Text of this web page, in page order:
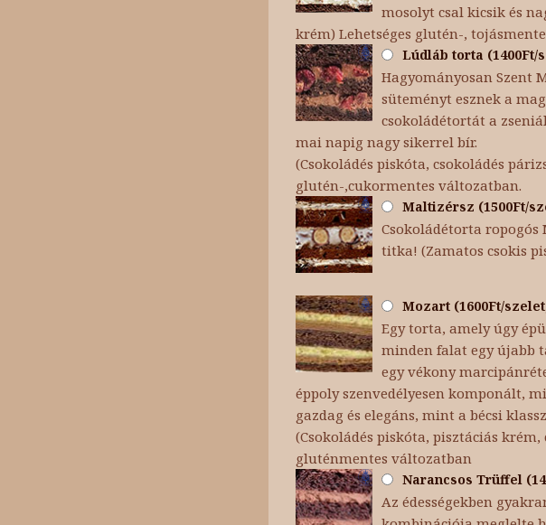
mosolyt csal kicsik és
krém) Lehetséges glutén-,
Lúdláb torta
Hagyományosan Szent
süteményt esznek a
csokoládétortát a
mai napig nagy sikerrel bír.
(Csokoládés piskóta, csokoládés
glutén-,cukormentes változatban.
Maltizérsz (1500Ft/
Csokoládétorta
titka! (Zamatos csokis
Mozart (1600Ft/
Egy torta, amely úgy
minden falat egy újabb
egy vékony
éppoly szenvedélyesen komponált,
gazdag és elegáns, mint a bécsi
(Csokoládés piskóta, pisztáciás
gluténmentes változatban
Narancsos Trüffel
Az édességekben